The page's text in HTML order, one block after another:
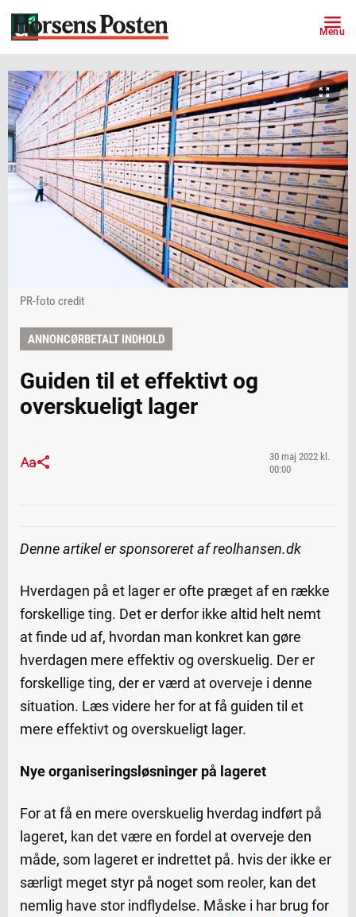
Menu
PR-foto credit
ANNONCØRBETALT INDHOLD
Guiden til et effektivt og
overskueligt lager
30 maj 2022 kl.
00:00
Denne artikel er sponsoreret af reolhansen.dk
Hverdagen på et lager er ofte præget af en række
forskellige ting. Det er derfor ikke altid helt nemt
at finde ud af, hvordan man konkret kan gøre
hverdagen mere effektiv og overskuelig. Der er
forskellige ting, der er værd at overveje i denne
situation. Læs videre her for at få guiden til et
mere effektivt og overskueligt lager.
Nye organiseringsløsninger på lageret
For at få en mere overskuelig hverdag indført på
lageret, kan det være en fordel at overveje den
måde, som lageret er indrettet på. hvis der ikke er
særligt meget styr på noget som reoler, kan det
nemlig have stor indflydelse. Måske i har brug for